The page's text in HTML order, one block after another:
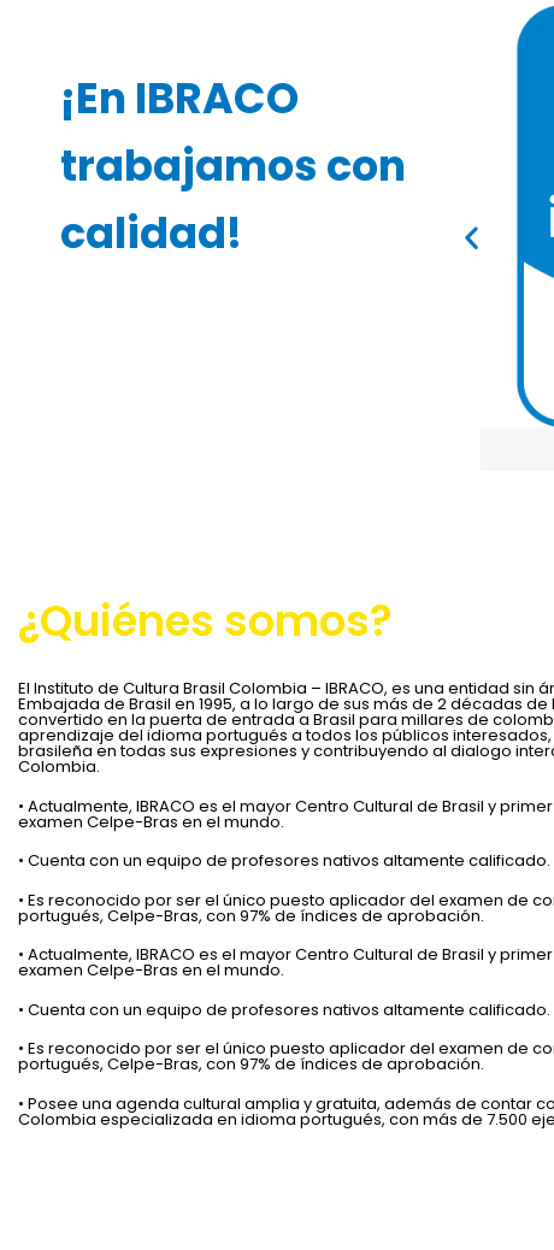
¡En IBRACO
trabajamos con
calidad!
¿Quiénes somos?
El Instituto de Cultura Brasil Colombia – IBRACO, es una entidad sin
Embajada de Brasil en 1995, a lo largo de sus más de 2 décadas de
convertido en la puerta de entrada a Brasil para millares de
aprendizaje del idioma portugués a todos los públicos
brasileña en todas sus expresiones y contribuyendo al dialogo
Colombia.
• Actualmente, IBRACO es el mayor Centro Cultural de Brasil y
examen Celpe-Bras en el mundo.
• Cuenta con un equipo de profesores nativos altamente calificado.
• Es reconocido por ser el único puesto aplicador del examen de
portugués, Celpe-Bras, con 97% de índices de aprobación.
• Actualmente, IBRACO es el mayor Centro Cultural de Brasil y
examen Celpe-Bras en el mundo.
• Cuenta con un equipo de profesores nativos altamente calificado.
• Es reconocido por ser el único puesto aplicador del examen de
portugués, Celpe-Bras, con 97% de índices de aprobación.
• Posee una agenda cultural amplia y gratuita, además de contar
Colombia especializada en idioma portugués, con más de 7.500